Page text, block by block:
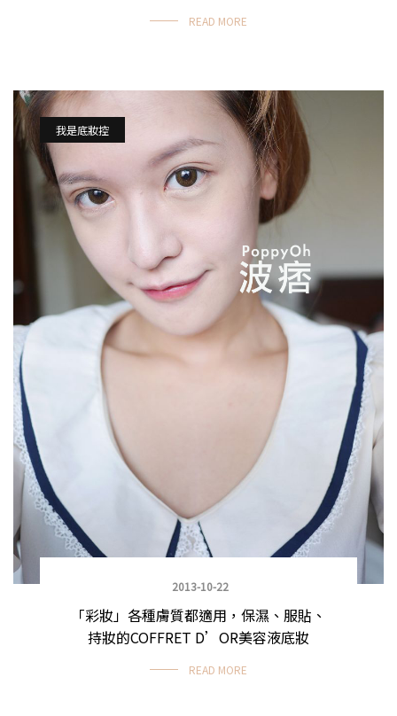
READ MORE
我是底妝控
2013-10-22
「彩妝」各種膚質都適用，保濕、服貼、
持妝的COFFRET D’OR美容液底妝
READ MORE